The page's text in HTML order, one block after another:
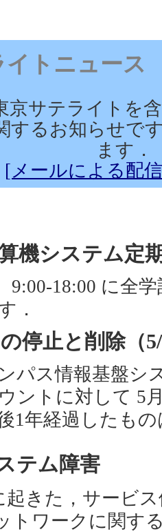
イトニュース
京サテライトを
するお知らせで
ます．
[メールによる配
機システム定
9:00-18:00 に全
．
停止と削除（
パス情報基盤シ
ントに対して 5
1年経過したも
テム障害
起きた，サービ
トワークに関す